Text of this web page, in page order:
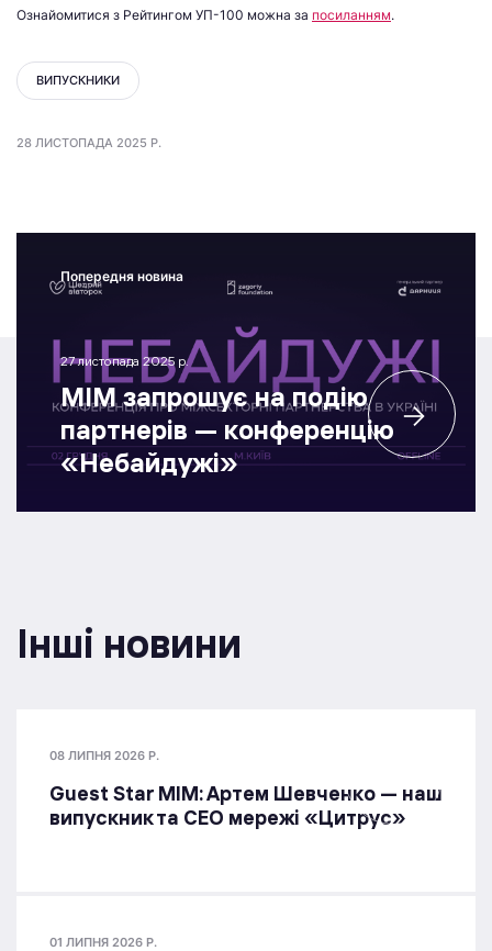
Ознайомитися з Рейтингом УП-100 можна за посиланням.
ВИПУСКНИКИ
28 ЛИСТОПАДА 2025 Р.
Попередня новина
27 листопада 2025 р.
МІМ запрошує на подію
партнерів — конференцію
«Небайдужі»
Інші новини
08 ЛИПНЯ 2026 Р.
Guest Star МІМ: Артем Шевченко — наш
випускник та СЕО мережі «Цитрус»
01 ЛИПНЯ 2026 Р.